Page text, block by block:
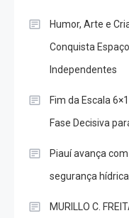
Humor, Arte e
Conquista
Independentes
Fim da Escala
Fase Decisiva
Piauí avança
segurança
MURILLO C.